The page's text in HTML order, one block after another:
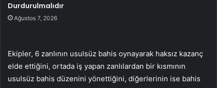
Durdurulmalıdır
Ağustos 7, 2026
Ekipler, 6 zanlının usulsüz bahis oynayarak haksız kazanç
elde ettiğini, ortada iş yapan zanlılardan bir kısmının
usulsüz bahis düzenini yönettiğini, diğerlerinin ise bahis